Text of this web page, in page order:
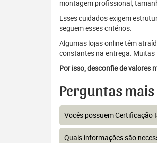
montagem profissional,
Esses cuidados exigem
seguem esses critérios.
Algumas lojas online têm
constantes na entrega.
Por isso, desconfie de valores
Perguntas
Vocês possuem Certificação
Quais informações são